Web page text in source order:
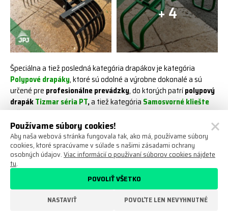
+ 4
Špeciálna a tiež posledná kategória drapákov je kategória
Polypové drapáky, ktoré sú odolné a výrobne dokonalé a sú
určené pre profesionálne prevádzky, do ktorých patrípolypový
drapákTizmar séria PT,a tiež kategória Samosvorné kliešte
určené najmä pre prácu s drevom, ktoré sú ideálnym pracovným
pomocníkom v kombinácii predovšetkým s rôznymi mechanickými
alebo hydraulickými navijakmi.
Ostatné pracovné príslušenstvo
lopatyanakladače
článku predstavili, avšak nemusíte sa pri svojej práci obmedzovať
iba na predchádzajúce spomínané príslušenstvo. V našej ponuke
Používame súbory cookies!
Aby naša webová stránka fungovala tak, ako má, používame súbory
cookies, ktoré spracúvame v súlade s našimi zásadami ochrany
osobných údajov.Viac informácií o používaní súborov cookies nájdete
tu.
NASTAVIŤ POVOĽTE LEN NEVYHNUTNÉ
POVOLIŤ VŠETKO